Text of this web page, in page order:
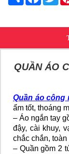
QUẦN ÁO
Quần áo công
ẩm tốt, thoáng
– Áo ngắn tay
đậy, cài khuy,
chắc chắn,
– Quần gồm 2